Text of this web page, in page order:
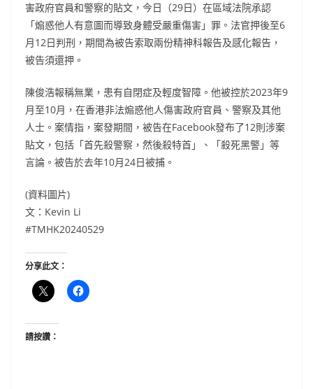
害政府官員和警察的貼文，今日（29日）在區域法院承認
「煽惑他人有意圖而導致身體受嚴重傷害」罪。法官押後至6
月12日判刑，期間為被告索取兩份精神科報告及感化報告，
被告須還押。
陳俊浩報稱無業，患有自閉症及輕度智障。他被控於2023年9
月至10月，在香港非法煽惑他人傷害政府官員、警察及其他
人士。案情指，案發期間，被告在Facebook發布了12則涉案
貼文，包括「首先殺警察，然後殺特首」、「殺死黑警」等
言論。被告於去年10月24日被捕。
(資料圖片)
文：Kevin Li
#TMHK20240529
分享此文：
請按讚：